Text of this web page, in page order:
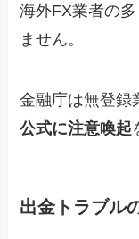
海外FX業者の
ません。
金融庁は無登録
公式に注意喚起
出金トラブル